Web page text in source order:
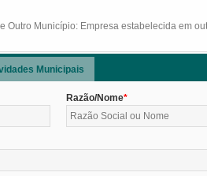
Outro Município: Empresa estabelecida em
Municipais
Razão/Nome